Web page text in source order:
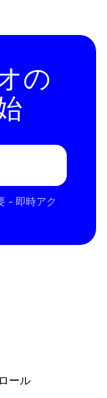
の
- 即時アク
ール